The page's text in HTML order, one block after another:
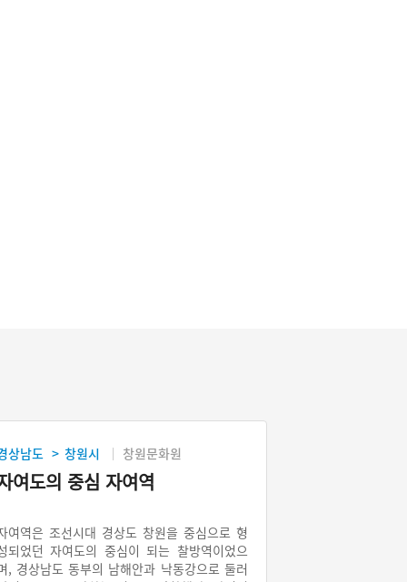
상남도 > 창원시 창원문화원
여도의 중심 자여역
여역은 조선시대 경상도 창원을 중심으로 형
되었던 자여도의 중심이 되는 찰방역이었으
, 경상남도 동부의 남해안과 낙동강으로 둘러